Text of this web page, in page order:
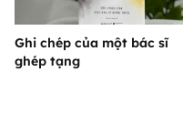
Ghi chép của một bác sĩ
ghép tạng